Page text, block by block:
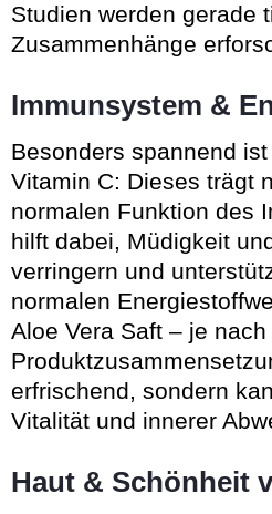
Studien werden gerade
Zusammenhänge
Immunsystem &
Besonders spannend
Vitamin C: Dieses trägt
normalen Funktion des
hilft dabei, Müdigkeit
verringern und
normalen
Aloe Vera Saft – je nach
erfrischend, sondern
Vitalität und innerer
Haut & Schönheit